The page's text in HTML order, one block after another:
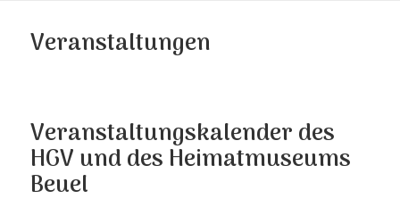
Veranstaltungen
Veranstaltungskalender des
HGV und des Heimatmuseums
Beuel